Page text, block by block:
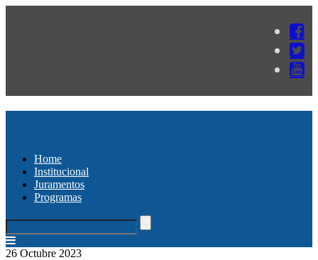
Home
Institucional
Juramentos
Programas
26 Octubre 2023